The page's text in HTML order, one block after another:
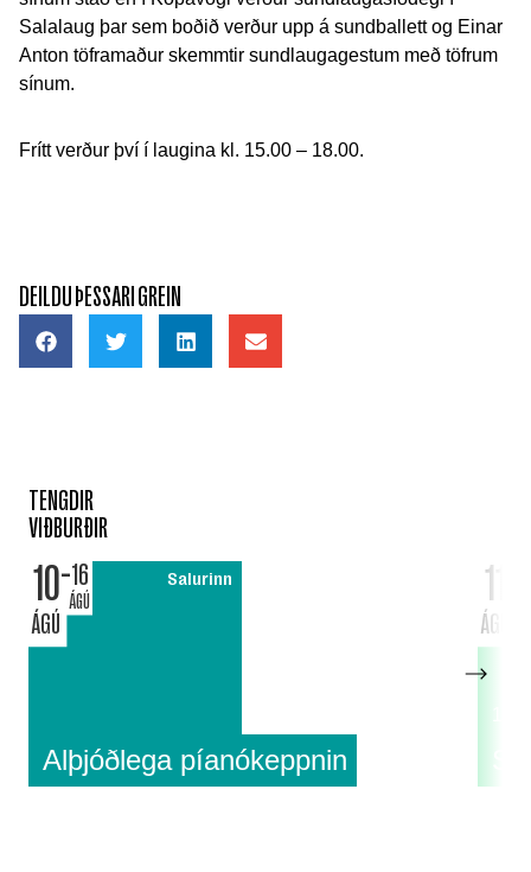
Salalaug þar sem boðið verður upp á sundballett og Einar
Anton töframaður skemmtir sundlaugagestum með töfrum
sínum.
Frítt verður því í laugina kl. 15.00 – 18.00.
DEILDU ÞESSARI GREIN
TENGDIR
VIÐBURÐIR
10
ÁGÚ
16
ÁGÚ
Salurinn
Alþjóðlega píanókeppnin
11
ÁGÚ